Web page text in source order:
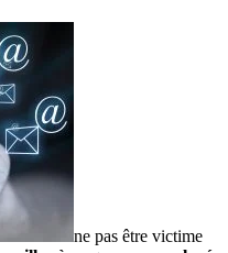
ne pas être victime